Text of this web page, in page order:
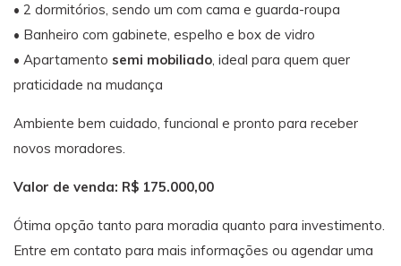
• 2 dormitórios, sendo um com cama e guarda-roupa
• Banheiro com gabinete, espelho e box de vidro
• Apartamento semi mobiliado, ideal para quem quer
praticidade na mudança
Ambiente bem cuidado, funcional e pronto para receber
novos moradores.
Valor de venda: R$ 175.000,00
Ótima opção tanto para moradia quanto para investimento.
Entre em contato para mais informações ou agendar uma